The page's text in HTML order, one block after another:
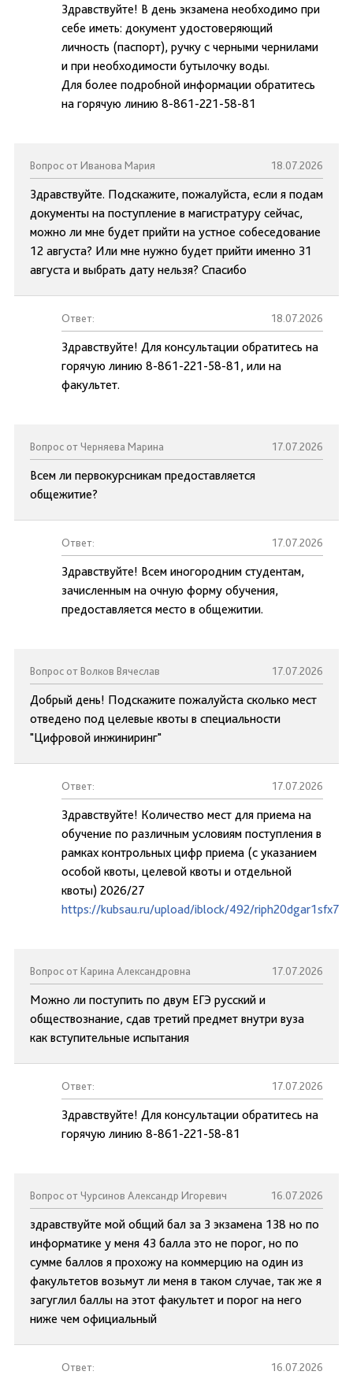
Здравствуйте! В день экзамена необходимо при
себе иметь: документ удостоверяющий
личность (паспорт), ручку с черными чернилами
и при необходимости бутылочку воды.
Для более подробной информации обратитесь
на горячую линию 8-861-221-58-81
Вопрос от Иванова Мария 18.07.2026
Здравствуйте. Подскажите, пожалуйста, если я подам
документы на поступление в магистратуру сейчас,
можно ли мне будет прийти на устное собеседование
12 августа? Или мне нужно будет прийти именно 31
августа и выбрать дату нельзя? Спасибо
Ответ: 18.07.2026
Здравствуйте! Для консультации обратитесь на
горячую линию 8-861-221-58-81, или на
факультет.
Вопрос от Черняева Марина 17.07.2026
Всем ли первокурсникам предоставляется
общежитие?
Ответ: 17.07.2026
Здравствуйте! Всем иногородним студентам,
зачисленным на очную форму обучения,
предоставляется место в общежитии.
Вопрос от Волков Вячеслав 17.07.2026
Добрый день! Подскажите пожалуйста сколько мест
отведено под целевые квоты в специальности
"Цифровой инжиниринг"
Ответ: 17.07.2026
Здравствуйте! Количество мест для приема на
обучение по различным условиям поступления в
рамках контрольных цифр приема (с указанием
особой квоты, целевой квоты и отдельной
квоты) 2026/27
https://kubsau.ru/upload/iblock/492/
Вопрос от Карина Александровна 17.07.2026
Можно ли поступить по двум ЕГЭ русский и
обществознание, сдав третий предмет внутри вуза
как вступительные испытания
Ответ: 17.07.2026
Здравствуйте! Для консультации обратитесь на
горячую линию 8-861-221-58-81
Вопрос от Чурсинов Александр Игоревич 16.07.2026
здравствуйте мой общий бал за 3 экзамена 138 но по
информатике у меня 43 балла это не порог, но по
сумме баллов я прохожу на коммерцию на один из
факультетов возьмут ли меня в таком случае, так же я
загуглил баллы на этот факультет и порог на него
ниже чем официальный
Ответ: 16.07.2026